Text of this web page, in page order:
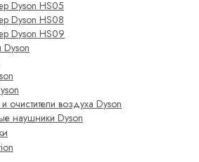
Dyson HS05
Dyson HS08
Dyson HS09
Dyson
очистители воздуха Dyson
наушники Dyson